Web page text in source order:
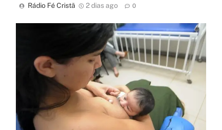
Rádio Fé Cristã 2 dias ago 0